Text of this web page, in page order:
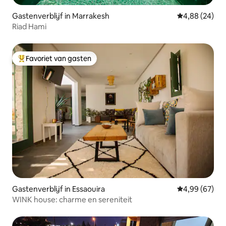
Gastenverblijf in Marrakesh Gemiddelde
4,88 (24)
Riad Hami
Topfavoriet van gasten
Favoriet van gasten
Gastenverblijf in Essaouira Gemiddelde
4,99 (67)
WINK house: charme en sereniteit